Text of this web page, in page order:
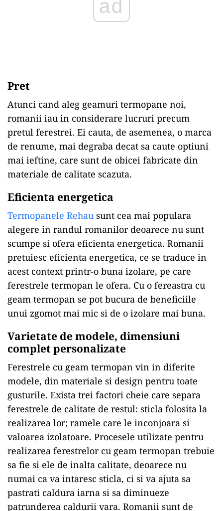
Pret
Atunci cand aleg geamuri termopane noi,
romanii iau in considerare lucruri precum
pretul ferestrei. Ei cauta, de asemenea, o marca
de renume, mai degraba decat sa caute optiuni
mai ieftine, care sunt de obicei fabricate din
materiale de calitate scazuta.
Eficienta energetica
Termopanele Rehau sunt cea mai populara
alegere in randul romanilor deoarece nu sunt
scumpe si ofera eficienta energetica. Romanii
pretuiesc eficienta energetica, ce se traduce in
acest context printr-o buna izolare, pe care
ferestrele termopan le ofera. Cu o fereastra cu
geam termopan se pot bucura de beneficiile
unui zgomot mai mic si de o izolare mai buna.
Varietate de modele, dimensiuni
complet personalizate
Ferestrele cu geam termopan vin in diferite
modele, din materiale si design pentru toate
gusturile. Exista trei factori cheie care separa
ferestrele de calitate de restul: sticla folosita la
realizarea lor; ramele care le inconjoara si
valoarea izolatoare. Procesele utilizate pentru
realizarea ferestrelor cu geam termopan trebuie
sa fie si ele de inalta calitate, deoarece nu
numai ca va intaresc sticla, ci si va ajuta sa
pastrati caldura iarna si sa diminueze
patrunderea caldurii vara. Romanii sunt de